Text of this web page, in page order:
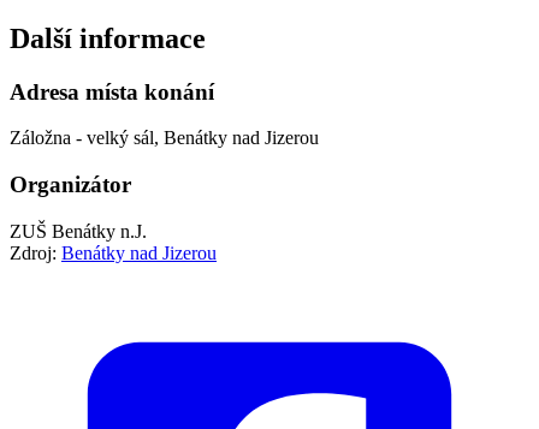
Další informace
Adresa místa konání
Záložna - velký sál, Benátky nad Jizerou
Organizátor
ZUŠ Benátky n.J.
Zdroj: Benátky nad Jizerou